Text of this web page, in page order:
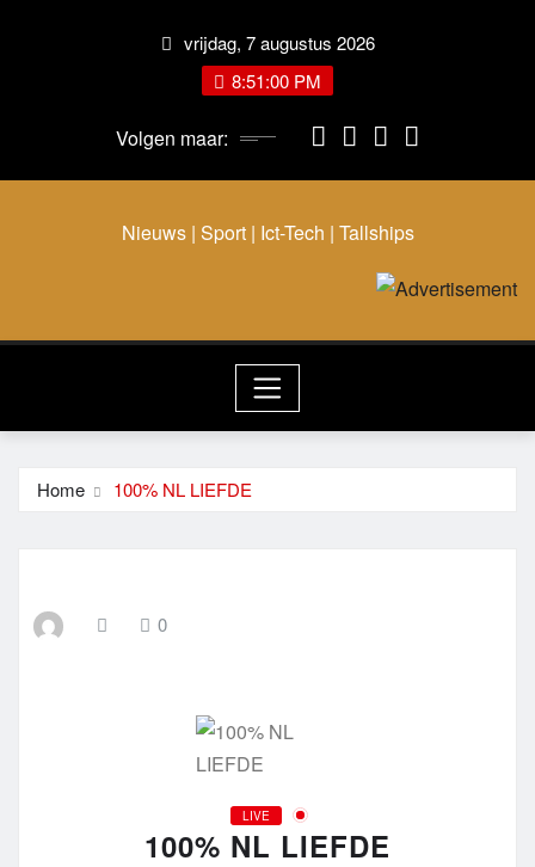
vrijdag, 7 augustus 2026
8:51:00 PM
Volgen maar:
Nieuws | Sport | Ict-Tech | Tallships
Home 100% NL LIEFDE
0
LIVE
100% NL LIEFDE